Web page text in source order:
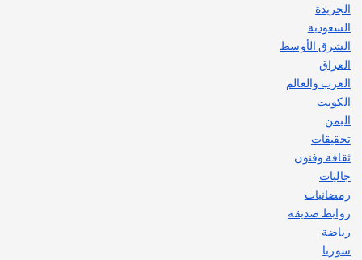
الجريدة
السعودية
الشرق الأوسط
العراق
العرب والعالم
الكويت
اليمن
تحقيقات
ثقافة وفنون
جاليات
رمضانيات
روابط صديقة
رياضة
سوريا